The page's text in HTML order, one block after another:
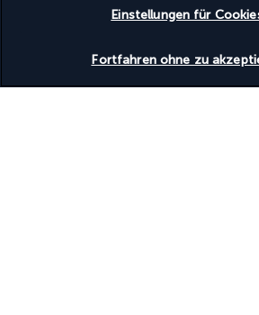
Übernachtung in Hakone.
Tag 13 | Ankunft in Tokio
Einstellungen für
Fortfahren ohne zu